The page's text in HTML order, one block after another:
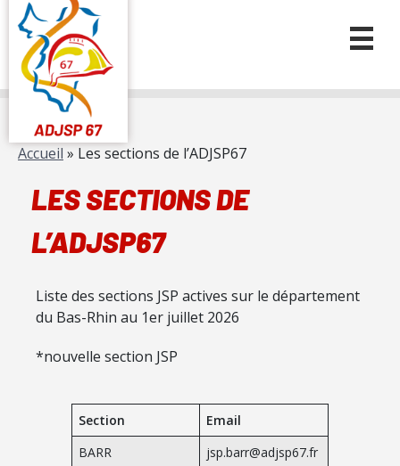
Accueil » Les sections de l’ADJSP67
LES SECTIONS DE
L’ADJSP67
Liste des sections JSP actives sur le département
du Bas-Rhin au 1er juillet 2026
*nouvelle section JSP
Section
Email
BARR
jsp.barr@adjsp67.fr